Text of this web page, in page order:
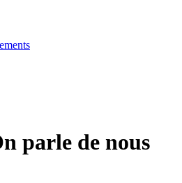
parle de nous